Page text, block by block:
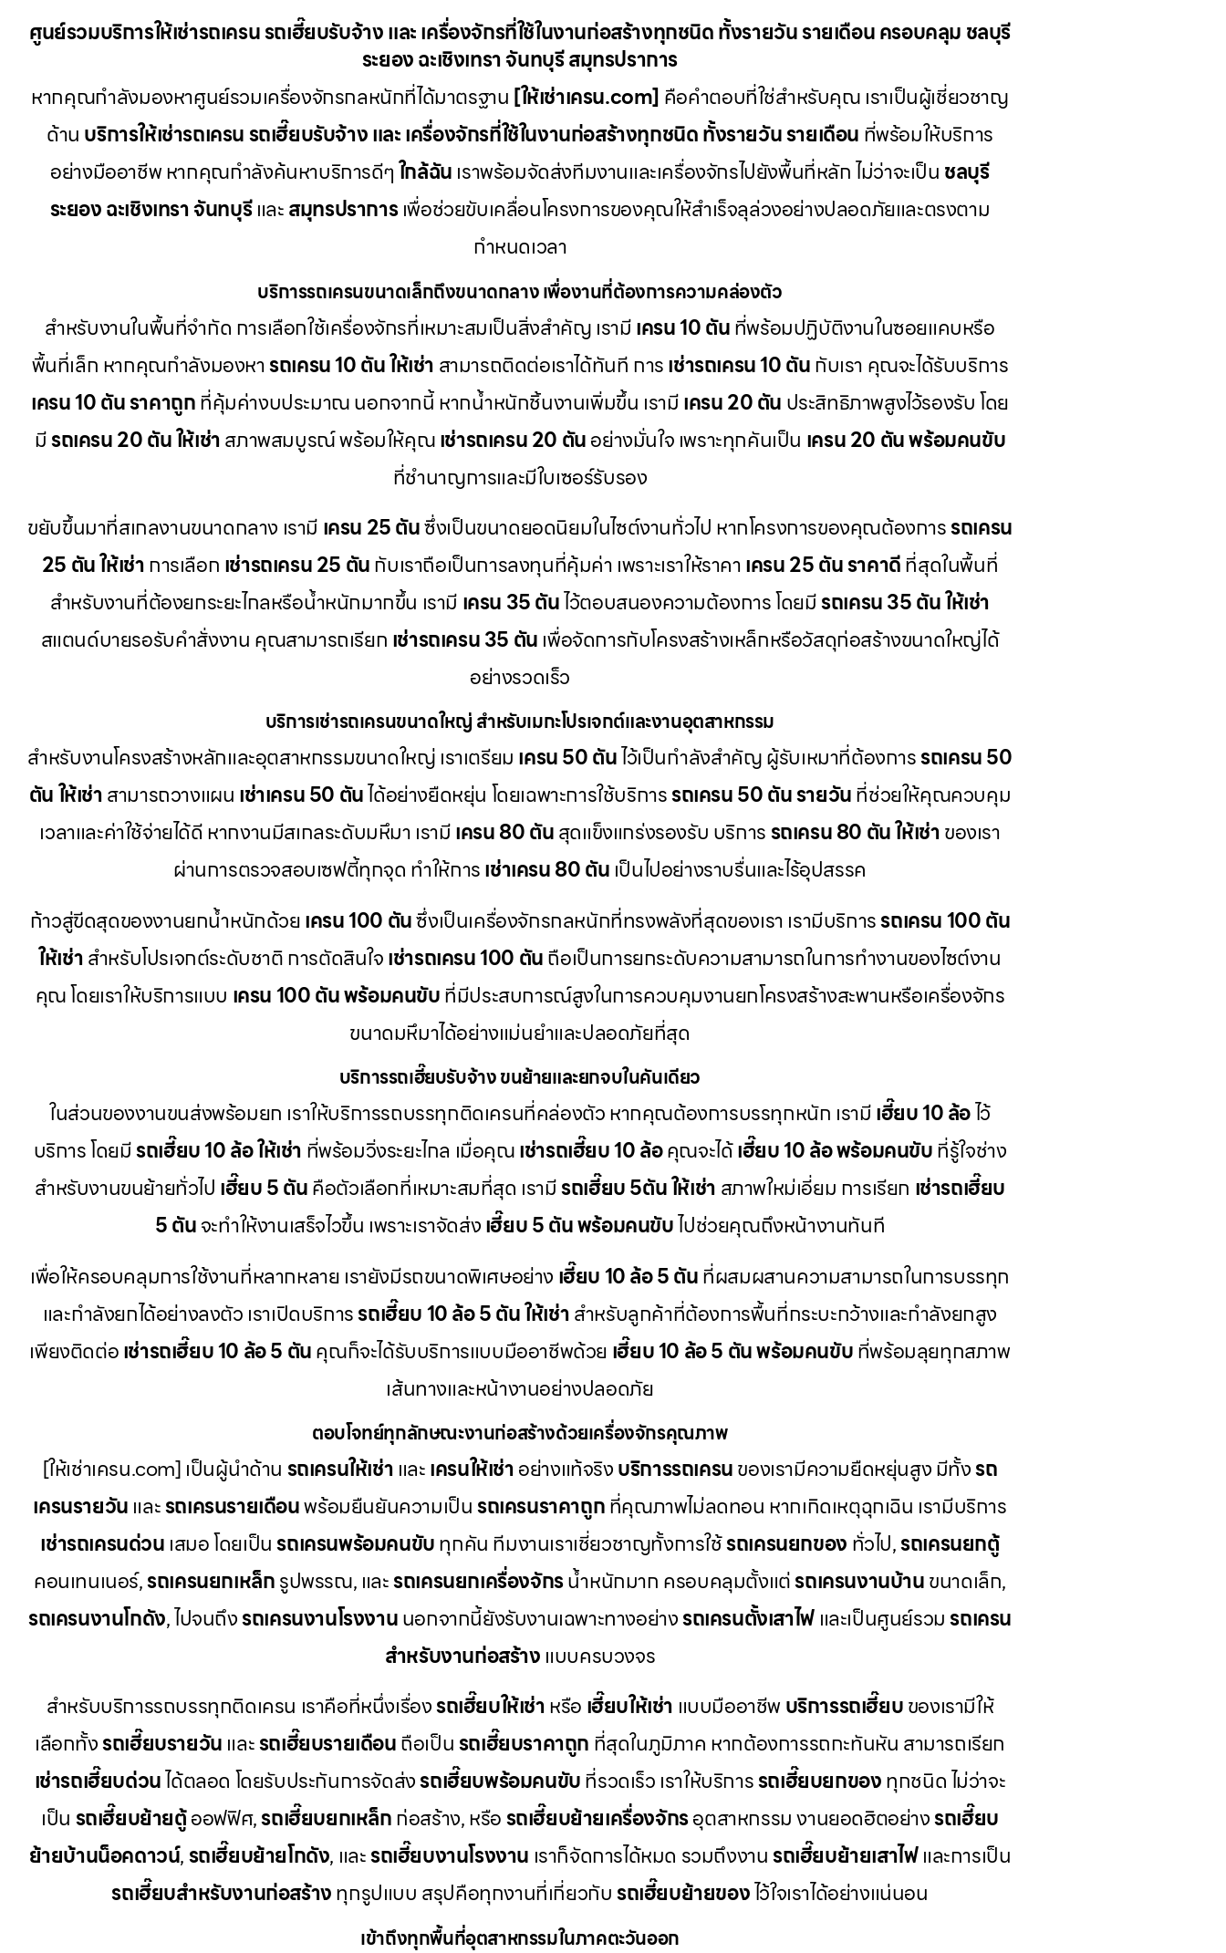
ศูนย์รวมบริการให้เช่ารถเครน รถเฮี๊ยบรับจ้าง และ เครื่องจักรที่ใช้ในงานก่อสร้างทุกชนิด ทั้งรายวัน รายเดือน ครอบคลุม ชลบุรี
ระยอง ฉะเชิงเทรา จันทบุรี สมุทรปราการ
หากคุณกำลังมองหาศูนย์รวมเครื่องจักรกลหนักที่ได้มาตรฐาน [ให้เช่าเครน.com] คือคำตอบที่ใช่สำหรับคุณ เราเป็นผู้เชี่ยวชาญ
ด้าน บริการให้เช่ารถเครน รถเฮี๊ยบรับจ้าง และ เครื่องจักรที่ใช้ในงานก่อสร้างทุกชนิด ทั้งรายวัน รายเดือน ที่พร้อมให้บริการ
อย่างมืออาชีพ หากคุณกำลังค้นหาบริการดีๆใกล้ฉัน เราพร้อมจัดส่งทีมงานและเครื่องจักรไปยังพื้นที่หลัก ไม่ว่าจะเป็น ชลบุรี
ระยอง ฉะเชิงเทรา จันทบุรีและสมุทรปราการเพื่อช่วยขับเคลื่อนโครงการของคุณให้สำเร็จลุล่วงอย่างปลอดภัยและตรงตาม
กำหนดเวลา
บริการรถเครนขนาดเล็กถึงขนาดกลาง เพื่องานที่ต้องการความคล่องตัว
สำหรับงานในพื้นที่จำกัด การเลือกใช้เครื่องจักรที่เหมาะสมเป็นสิ่งสำคัญ เรามีเครน 10 ตันที่พร้อมปฏิบัติงานในซอยแคบหรือ
พื้นที่เล็ก หากคุณกำลังมองหารถเครน 10 ตัน ให้เช่า สามารถติดต่อเราได้ทันที การเช่ารถเครน 10 ตันกับเรา คุณจะได้รับบริการ
เครน 10 ตัน ราคาถูกที่คุ้มค่างบประมาณ นอกจากนี้ หากน้ำหนักชิ้นงานเพิ่มขึ้น เรามีเครน 20 ตัน ประสิทธิภาพสูงไว้รองรับ โดย
มีรถเครน 20 ตัน ให้เช่าสภาพสมบูรณ์ พร้อมให้คุณเช่ารถเครน 20 ตันอย่างมั่นใจ เพราะทุกคันเป็น เครน 20 ตัน พร้อมคนขับ
ที่ชำนาญการและมีใบเซอร์รับรอง
ขยับขึ้นมาที่สเกลงานขนาดกลาง เรามี เครน 25 ตันซึ่งเป็นขนาดยอดนิยมในไซต์งานทั่วไป หากโครงการของคุณต้องการรถเครน
25 ตัน ให้เช่าการเลือก เช่ารถเครน 25 ตันกับเราถือเป็นการลงทุนที่คุ้มค่า เพราะเราให้ราคาเครน 25 ตัน ราคาดีที่สุดในพื้นที่
สำหรับงานที่ต้องยกระยะไกลหรือน้ำหนักมากขึ้น เรามี เครน 35 ตันไว้ตอบสนองความต้องการ โดยมีรถเครน 35 ตัน ให้เช่า
สแตนด์บายรอรับคำสั่งงาน คุณสามารถเรียก เช่ารถเครน 35 ตัน เพื่อจัดการกับโครงสร้างเหล็กหรือวัสดุก่อสร้างขนาดใหญ่ได้
อย่างรวดเร็ว
บริการเช่ารถเครนขนาดใหญ่ สำหรับเมกะโปรเจกต์และงานอุตสาหกรรม
สำหรับงานโครงสร้างหลักและอุตสาหกรรมขนาดใหญ่ เราเตรียม เครน 50 ตันไว้เป็นกำลังสำคัญ ผู้รับเหมาที่ต้องการรถเครน 50
ตัน ให้เช่าสามารถวางแผน เช่าเครน 50 ตันได้อย่างยืดหยุ่น โดยเฉพาะการใช้บริการรถเครน 50 ตัน รายวันที่ช่วยให้คุณควบคุม
เวลาและค่าใช้จ่ายได้ดี หากงานมีสเกลระดับมหึมา เรามีเครน 80 ตันสุดแข็งแกร่งรองรับ บริการรถเครน 80 ตัน ให้เช่าของเรา
ผ่านการตรวจสอบเซฟตี้ทุกจุด ทำให้การเช่าเครน 80 ตัน เป็นไปอย่างราบรื่นและไร้อุปสรรค
ก้าวสู่ขีดสุดของงานยกน้ำหนักด้วยเครน 100 ตันซึ่งเป็นเครื่องจักรกลหนักที่ทรงพลังที่สุดของเรา เรามีบริการรถเครน 100 ตัน
ให้เช่าสำหรับโปรเจกต์ระดับชาติ การตัดสินใจเช่ารถเครน 100 ตันถือเป็นการยกระดับความสามารถในการทำงานของไซต์งาน
คุณ โดยเราให้บริการแบบ เครน 100 ตัน พร้อมคนขับที่มีประสบการณ์สูงในการควบคุมงานยกโครงสร้างสะพานหรือเครื่องจักร
ขนาดมหึมาได้อย่างแม่นยำและปลอดภัยที่สุด
บริการรถเฮี๊ยบรับจ้าง ขนย้ายและยกจบในคันเดียว
ในส่วนของงานขนส่งพร้อมยก เราให้บริการรถบรรทุกติดเครนที่คล่องตัว หากคุณต้องการบรรทุกหนัก เรามีเฮี๊ยบ 10 ล้อไว้
บริการ โดยมีรถเฮี๊ยบ 10 ล้อ ให้เช่า ที่พร้อมวิ่งระยะไกล เมื่อคุณเช่ารถเฮี๊ยบ 10 ล้อคุณจะได้เฮี๊ยบ 10 ล้อ พร้อมคนขับที่รู้ใจช่าง
สำหรับงานขนย้ายทั่วไป เฮี๊ยบ 5 ตันคือตัวเลือกที่เหมาะสมที่สุด เรามีรถเฮี๊ยบ 5ตัน ให้เช่า สภาพใหม่เอี่ยม การเรียก เช่ารถเฮี๊ยบ
5 ตันจะทำให้งานเสร็จไวขึ้น เพราะเราจัดส่งเฮี๊ยบ 5 ตัน พร้อมคนขับไปช่วยคุณถึงหน้างานทันที
เพื่อให้ครอบคลุมการใช้งานที่หลากหลาย เรายังมีรถขนาดพิเศษอย่าง เฮี๊ยบ 10 ล้อ 5 ตันที่ผสมผสานความสามารถในการบรรทุก
และกำลังยกได้อย่างลงตัว เราเปิดบริการรถเฮี๊ยบ 10 ล้อ 5 ตัน ให้เช่าสำหรับลูกค้าที่ต้องการพื้นที่กระบะกว้างและกำลังยกสูง
เพียงติดต่อเช่ารถเฮี๊ยบ 10 ล้อ 5 ตันคุณก็จะได้รับบริการแบบมืออาชีพด้วย เฮี๊ยบ 10 ล้อ 5 ตัน พร้อมคนขับที่พร้อมลุยทุกสภาพ
เส้นทางและหน้างานอย่างปลอดภัย
ตอบโจทย์ทุกลักษณะงานก่อสร้างด้วยเครื่องจักรคุณภาพ
[ให้เช่าเครน.com] เป็นผู้นำด้าน รถเครนให้เช่า และเครนให้เช่าอย่างแท้จริงบริการรถเครนของเรามีความยืดหยุ่นสูง มีทั้งรถ
เครนรายวัน และรถเครนรายเดือนพร้อมยืนยันความเป็นรถเครนราคาถูกที่คุณภาพไม่ลดทอน หากเกิดเหตุฉุกเฉิน เรามีบริการ
เช่ารถเครนด่วน เสมอ โดยเป็นรถเครนพร้อมคนขับทุกคัน ทีมงานเราเชี่ยวชาญทั้งการใช้รถเครนยกของ ทั่วไป,รถเครนยกตู้
คอนเทนเนอร์,รถเครนยกเหล็กรูปพรรณ, และรถเครนยกเครื่องจักรน้ำหนักมาก ครอบคลุมตั้งแต่รถเครนงานบ้านขนาดเล็ก,
รถเครนงานโกดัง, ไปจนถึงรถเครนงานโรงงานนอกจากนี้ยังรับงานเฉพาะทางอย่างรถเครนตั้งเสาไฟและเป็นศูนย์รวมรถเครน
สำหรับงานก่อสร้าง แบบครบวงจร
สำหรับบริการรถบรรทุกติดเครน เราคือที่หนึ่งเรื่องรถเฮี๊ยบให้เช่าหรือ เฮี๊ยบให้เช่า แบบมืออาชีพ บริการรถเฮี๊ยบของเรามีให้
เลือกทั้งรถเฮี๊ยบรายวัน และรถเฮี๊ยบรายเดือนถือเป็นรถเฮี๊ยบราคาถูก ที่สุดในภูมิภาค หากต้องการรถกะทันหัน สามารถเรียก
เช่ารถเฮี๊ยบด่วนได้ตลอด โดยรับประกันการจัดส่งรถเฮี๊ยบพร้อมคนขับที่รวดเร็ว เราให้บริการรถเฮี๊ยบยกของทุกชนิด ไม่ว่าจะ
เป็น รถเฮี๊ยบย้ายตู้ออฟฟิศ,รถเฮี๊ยบยกเหล็กก่อสร้าง, หรือรถเฮี๊ยบย้ายเครื่องจักรอุตสาหกรรม งานยอดฮิตอย่างรถเฮี๊ยบ
ย้ายบ้านน็อคดาวน์,รถเฮี๊ยบย้ายโกดัง, และรถเฮี๊ยบงานโรงงาน เราก็จัดการได้หมด รวมถึงงานรถเฮี๊ยบย้ายเสาไฟและการเป็น
รถเฮี๊ยบสำหรับงานก่อสร้างทุกรูปแบบ สรุปคือทุกงานที่เกี่ยวกับรถเฮี๊ยบย้ายของไว้ใจเราได้อย่างแน่นอน
เข้าถึงทุกพื้นที่อุตสาหกรรมในภาคตะวันออก